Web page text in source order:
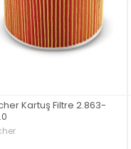
Kartuş Filtre 2.863-